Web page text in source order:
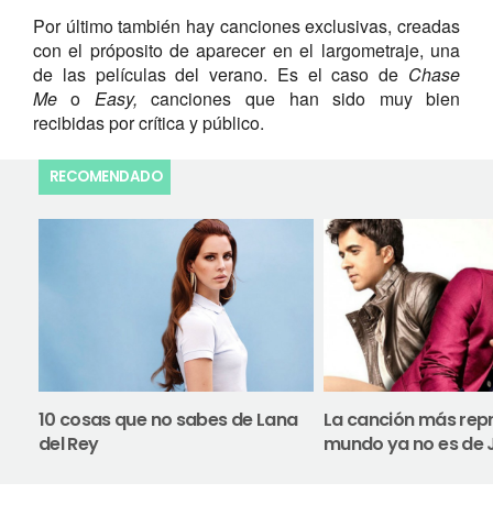
Por último también hay canciones exclusivas, creadas
con el próposito de aparecer en el largometraje, una
de las películas del verano. Es el caso de Chase
Meo Easy,canciones que han sido muy bien
recibidas por crítica y público.
RECOMENDADO
10 cosas que no sabes de Lana
del Rey
La canción más
mundo ya no es de